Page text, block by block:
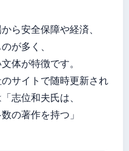
ら安全保障や経済、
が多く、
体が特徴です。
サイトで随時更新され
志位和夫氏は、
の著作を持つ」